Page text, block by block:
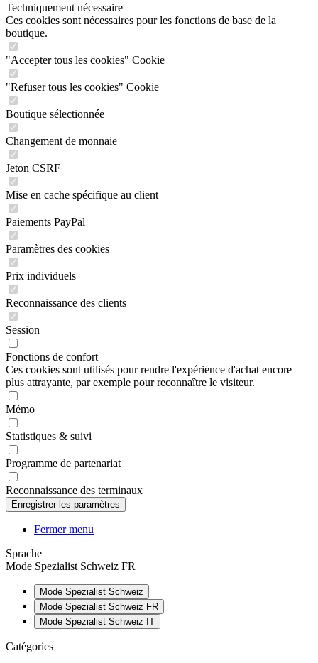
Techniquement nécessaire
Ces cookies sont nécessaires pour les fonctions de base de la
boutique.
"Accepter tous les cookies" Cookie
"Refuser tous les cookies" Cookie
Boutique sélectionnée
Changement de monnaie
Jeton CSRF
Mise en cache spécifique au client
Paiements PayPal
Paramètres des cookies
Prix individuels
Reconnaissance des clients
Session
Fonctions de confort
Ces cookies sont utilisés pour rendre l'expérience d'achat encore
plus attrayante, par exemple pour reconnaître le visiteur.
Mémo
Statistiques & suivi
Programme de partenariat
Reconnaissance des terminaux
Fermer menu
Sprache
Mode Spezialist Schweiz FR
Mode Spezialist Schweiz
Mode Spezialist Schweiz FR
Mode Spezialist Schweiz IT
Catégories